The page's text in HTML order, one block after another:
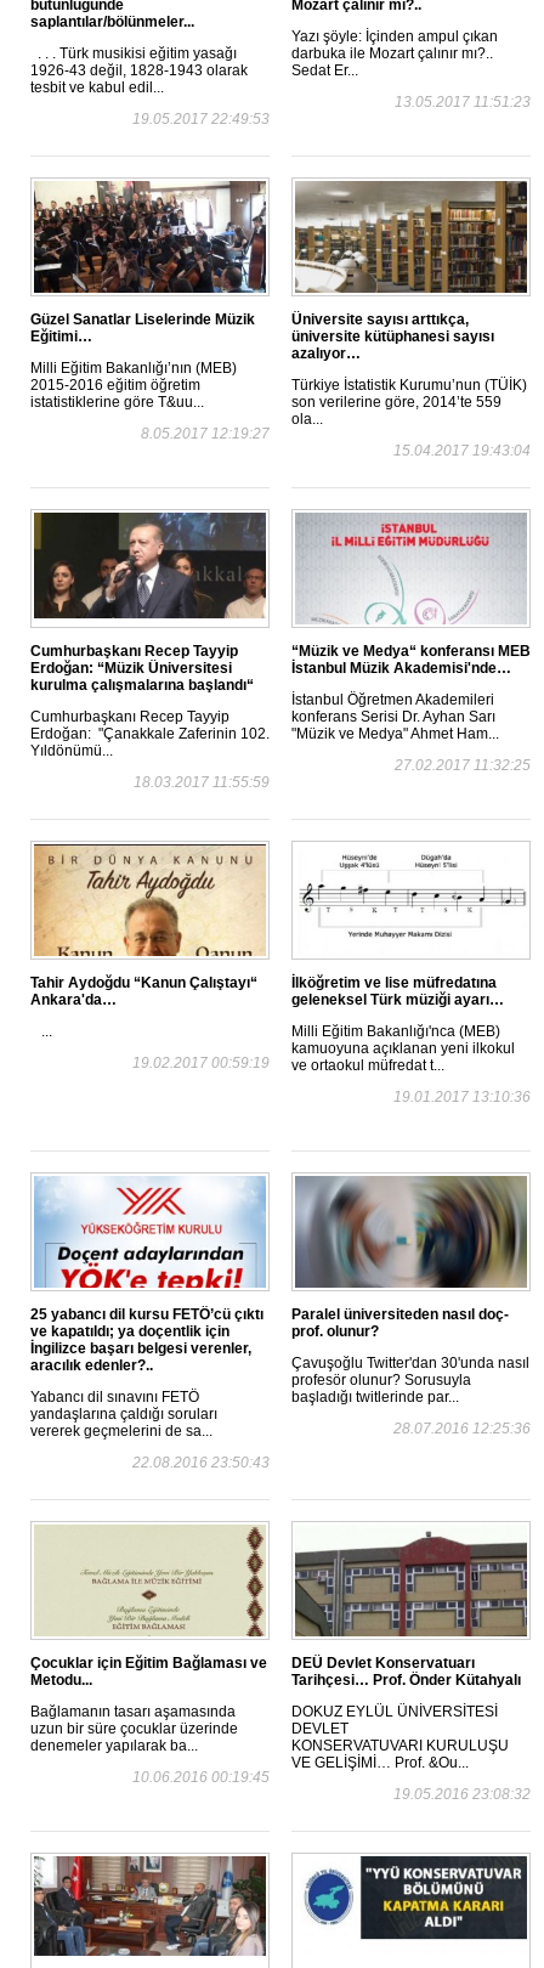
bütünlüğünde
saplantılar/bölünmeler...
. . . Türk musikisi eğitim yasağı
1926-43 değil, 1828-1943 olarak
tesbit ve kabul edil...
19.05.2017 22:49:53
Mozart çalınır mı?..
Yazı şöyle: İçinden ampul çıkan
darbuka ile Mozart çalınır mı?..
Sedat Er...
13.05.2017 11:51:23
Güzel Sanatlar Liselerinde Müzik
Eğitimi…
Milli Eğitim Bakanlığı’nın (MEB)
2015-2016 eğitim öğretim
istatistiklerine göre T&uu...
8.05.2017 12:19:27
Üniversite sayısı arttıkça,
üniversite kütüphanesi sayısı
azalıyor…
Türkiye İstatistik Kurumu’nun (TÜİK)
son verilerine göre, 2014’te 559
ola...
15.04.2017 19:43:04
Cumhurbaşkanı Recep Tayyip
Erdoğan: “Müzik Üniversitesi
kurulma çalışmalarına başlandı“
Cumhurbaşkanı Recep Tayyip
Erdoğan: "Çanakkale Zaferinin 102.
Yıldönümü...
18.03.2017 11:55:59
“Müzik ve Medya“ konferansı MEB
İstanbul Müzik Akademisi'nde…
İstanbul Öğretmen Akademileri
konferans Serisi Dr. Ayhan Sarı
"Müzik ve Medya" Ahmet Ham...
27.02.2017 11:32:25
Tahir Aydoğdu “Kanun Çalıştayı“
Ankara'da…
...
19.02.2017 00:59:19
İlköğretim ve lise müfredatına
geleneksel Türk müziği ayarı…
Milli Eğitim Bakanlığı'nca (MEB)
kamuoyuna açıklanan yeni ilkokul
ve ortaokul müfredat t...
19.01.2017 13:10:36
25 yabancı dil kursu FETÖ’cü çıktı
ve kapatıldı; ya doçentlik için
İngilizce başarı belgesi verenler,
aracılık edenler?..
Yabancı dil sınavını FETÖ
yandaşlarına çaldığı soruları
vererek geçmelerini de sa...
22.08.2016 23:50:43
Paralel üniversiteden nasıl doç-
prof. olunur?
Çavuşoğlu Twitter'dan 30'unda nasıl
profesör olunur? Sorusuyla
başladığı twitlerinde par...
28.07.2016 12:25:36
Çocuklar için Eğitim Bağlaması ve
Metodu...
Bağlamanın tasarı aşamasında
uzun bir süre çocuklar üzerinde
denemeler yapılarak ba...
10.06.2016 00:19:45
DEÜ Devlet Konservatuarı
Tarihçesi… Prof. Önder Kütahyalı
DOKUZ EYLÜL ÜNİVERSİTESİ
DEVLET
KONSERVATUVARI KURULUŞU
VE GELİŞİMİ… Prof. &Ou...
19.05.2016 23:08:32